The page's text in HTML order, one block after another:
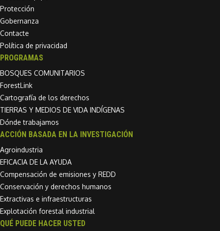
Protección
Gobernanza
Contacte
Política de privacidad
PROGRAMAS
BOSQUES COMUNITARIOS
ForestLink
Cartografía de los derechos
TIERRAS Y MEDIOS DE VIDA INDÍGENAS
Dónde trabajamos
ACCIÓN BASADA EN LA INVESTIGACIÓN
Agroindustria
EFICACIA DE LA AYUDA
Compensación de emisiones y REDD
Conservación y derechos humanos
Extractivas e infraestructuras
Explotación forestal industrial
QUÉ PUEDE HACER USTED